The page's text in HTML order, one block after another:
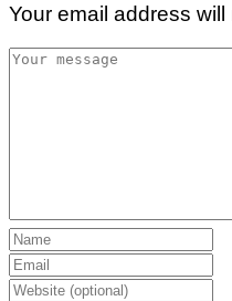
Your email address